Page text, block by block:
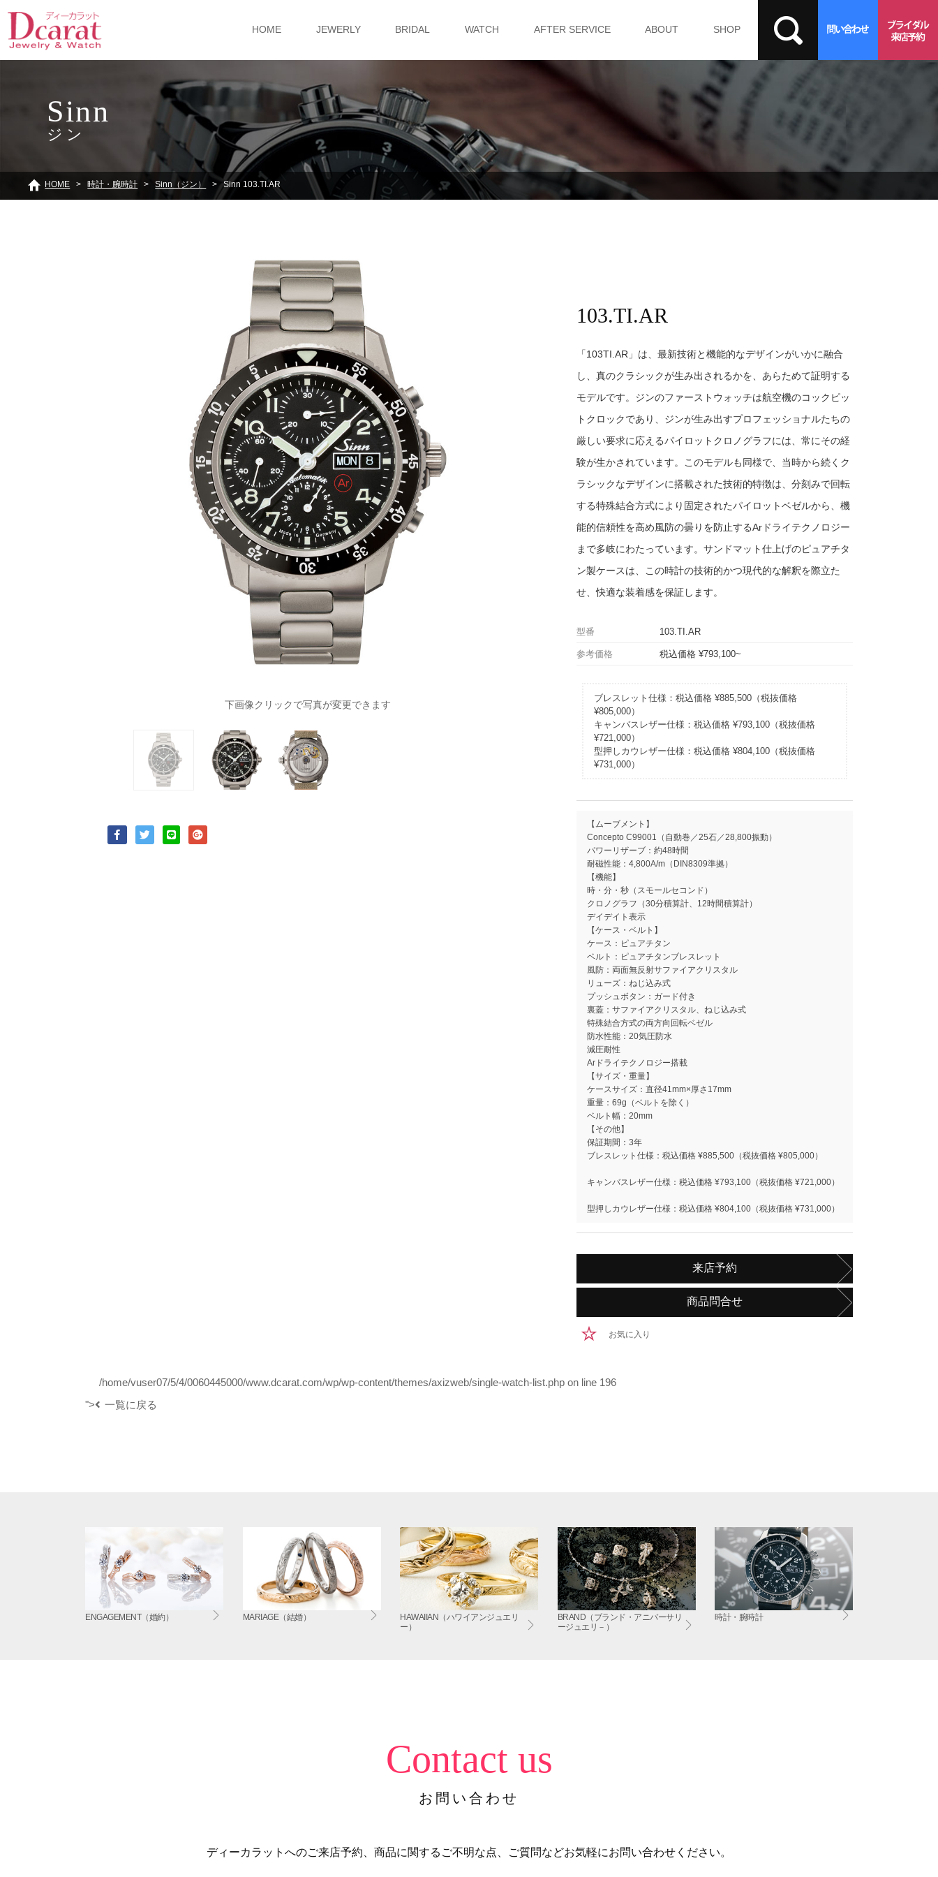
HOME JEWERLY BRIDAL WATCH AFTER SERVICE ABOUT SHOP
Sinn
ジン
HOME 時計・腕時計 Sinn（ジン） Sinn 103.TI.AR
下画像クリックで写真が変更できます
103.TI.AR
「103TI.AR」は、最新技術と機能的なデザインがいかに融合
し、真のクラシックが生み出されるかを、あらためて証明する
モデルです。ジンのファーストウォッチは航空機のコックピッ
トクロックであり、ジンが生み出すプロフェッショナルたちの
厳しい要求に応えるパイロットクロノグラフには、常にその経
験が生かされています。このモデルも同様で、当時から続くク
ラシックなデザインに搭載された技術的特徴は、分刻みで回転
する特殊結合方式により固定されたパイロットベゼルから、機
能的信頼性を高め風防の曇りを防止するArドライテクノロジー
まで多岐にわたっています。サンドマット仕上げのピュアチタ
ン製ケースは、この時計の技術的かつ現代的な解釈を際立た
せ、快適な装着感を保証します。
型番 103.TI.AR
参考価格 税込価格 ¥793,100~
ブレスレット仕様：税込価格 ¥885,500（税抜価格
¥805,000）
キャンバスレザー仕様：税込価格 ¥793,100（税抜価格
¥721,000）
型押しカウレザー仕様：税込価格 ¥804,100（税抜価格
¥731,000）
【ムーブメント】
Concepto C99001（自動巻／25石／28,800振動）
パワーリザーブ：約48時間
耐磁性能：4,800A/m（DIN8309準拠）
【機能】
時・分・秒（スモールセコンド）
クロノグラフ（30分積算計、12時間積算計）
デイデイト表示
【ケース・ベルト】
ケース：ピュアチタン
ベルト：ピュアチタンブレスレット
風防：両面無反射サファイアクリスタル
リューズ：ねじ込み式
プッシュボタン：ガード付き
裏蓋：サファイアクリスタル、ねじ込み式
特殊結合方式の両方向回転ベゼル
防水性能：20気圧防水
減圧耐性
Arドライテクノロジー搭載
【サイズ・重量】
ケースサイズ：直径41mm×厚さ17mm
重量：69g（ベルトを除く）
ベルト幅：20mm
【その他】
保証期間：3年
ブレスレット仕様：税込価格 ¥885,500（税抜価格 ¥805,000）
キャンバスレザー仕様：税込価格 ¥793,100（税抜価格 ¥721,000）
型押しカウレザー仕様：税込価格 ¥804,100（税抜価格 ¥731,000）
来店予約
商品問合せ
お気に入り
/home/vuser07/5/4/0060445000/www.dcarat.com/wp/wp-content/themes/axizweb/single-watch-list.php on line 196
">
一覧に戻る
ENGAGEMENT（婚約） MARIAGE（結婚）
HAWAIIAN（ハワイアンジュエリ
ー）
BRAND（ブランド・アニバーサリ
ージュエリ－）
時計・腕時計
Contact us
お問い合わせ
ディーカラットへのご来店予約、商品に関するご不明な点、ご質問などお気軽にお問い合わせください。